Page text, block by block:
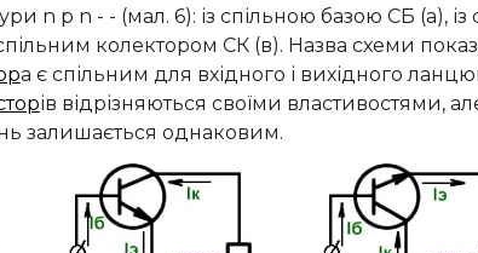
n p n - - (мал. 6): із спільною базою СБ (а), із
колектором СК (в). Назва схеми
а є спільним для вхідного і вихідного
ів відрізняються своїми властивостями,
залишається однаковим.